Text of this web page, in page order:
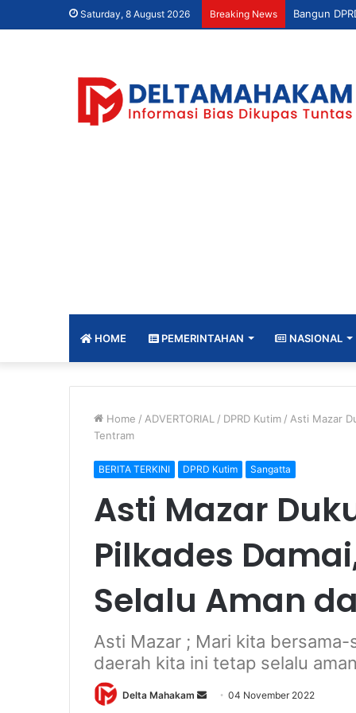
Saturday, 8 August 2026 Breaking News
HOME PEMERINTAHAN NASIONAL
Home / ADVERTORIAL / DPRD Kutim / Asti Mazar
Tentram
BERITA TERKINI DPRD Kutim Sangatta
Asti Mazar
Pilkades
Selalu Aman
Asti Mazar ; Mari kita
daerah kita ini tetap selalu
Delta Mahakam 04 November 2022